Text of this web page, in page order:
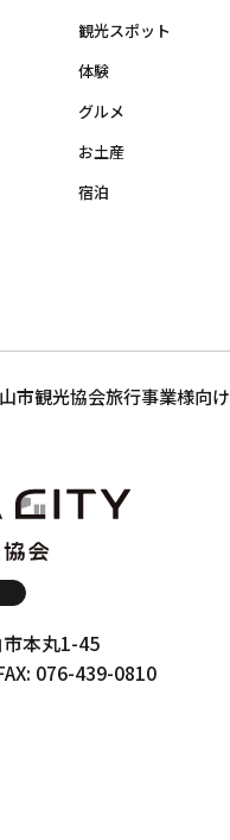
観光スポット
体験
グルメ
お土産
宿泊
市観光協会旅行事業様向け
本丸1-45
076-439-0810